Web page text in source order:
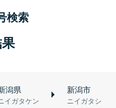
検索
潟県
イガタケン
新潟市
ニイガタシ